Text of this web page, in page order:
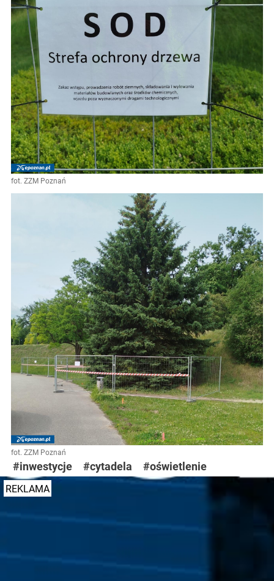
fot. ZZM Poznań
fot. ZZM Poznań
#inwestycje #cytadela #oświetlenie
REKLAMA